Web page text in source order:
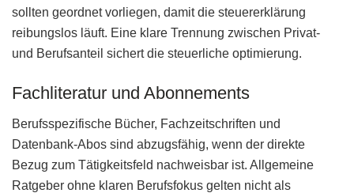
sollten geordnet vorliegen, damit die steuererklärung
reibungslos läuft. Eine klare Trennung zwischen Privat-
und Berufsanteil sichert die steuerliche optimierung.
Fachliteratur und Abonnements
Berufsspezifische Bücher, Fachzeitschriften und
Datenbank-Abos sind abzugsfähig, wenn der direkte
Bezug zum Tätigkeitsfeld nachweisbar ist. Allgemeine
Ratgeber ohne klaren Berufsfokus gelten nicht als